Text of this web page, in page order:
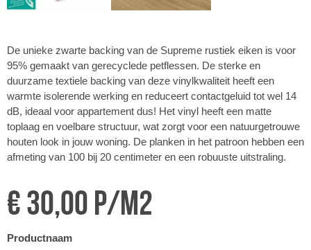
De unieke zwarte backing van de Supreme rustiek eiken is voor
95% gemaakt van gerecyclede petflessen. De sterke en
duurzame textiele backing van deze vinylkwaliteit heeft een
warmte isolerende werking en reduceert contactgeluid tot wel 14
dB, ideaal voor appartement dus! Het vinyl heeft een matte
toplaag en voelbare structuur, wat zorgt voor een natuurgetrouwe
houten look in jouw woning. De planken in het patroon hebben een
afmeting van 100 bij 20 centimeter en een robuuste uitstraling.
€ 30,00 p/m2
Productnaam